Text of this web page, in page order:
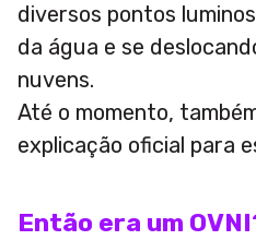
diversos pontos
da água e se
nuvens.
Até o momento,
explicação oficial para
Então era um